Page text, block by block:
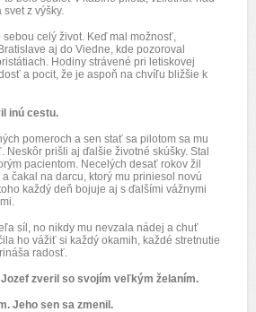
z výšky.
celý život. Keď mal možnosť,
aj do Viedne, kde pozoroval
Hodiny strávené pri letiskovej
a pocit, že je aspoň na chvíľu bližšie k
inú cestu.
pomeroch a sen stať sa pilotom sa mu
prišli aj ďalšie životné skúšky. Stal
pacientom. Necelých desať rokov žil
čakal na darcu, ktorý mu priniesol novú
každý deň bojuje aj s ďalšími vážnymi
síl, no nikdy mu nevzala nádej a chuť
ho vážiť si každý okamih, každé stretnutie
radosť.
zveril so svojím veľkým želaním.
Jeho sen sa zmenil.